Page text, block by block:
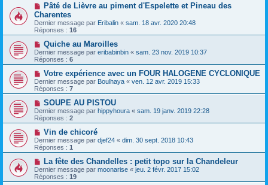
Pâté de Lièvre au piment d'Espelette et Pineau des
Charentes
Dernier message par Eribalin « sam. 18 avr. 2020 20:48
Réponses : 16
Quiche au Maroilles
Dernier message par eribabinbin « sam. 23 nov. 2019 10:37
Réponses : 6
Votre expérience avec un FOUR HALOGENE CYCLONIQUE
Dernier message par Boulhaya « ven. 12 avr. 2019 15:33
Réponses : 7
SOUPE AU PISTOU
Dernier message par hippyhoura « sam. 19 janv. 2019 22:28
Réponses : 2
Vin de chicoré
Dernier message par djef24 « dim. 30 sept. 2018 10:43
Réponses : 1
La fête des Chandelles : petit topo sur la Chandeleur
Dernier message par moonarise « jeu. 2 févr. 2017 15:02
Réponses : 19